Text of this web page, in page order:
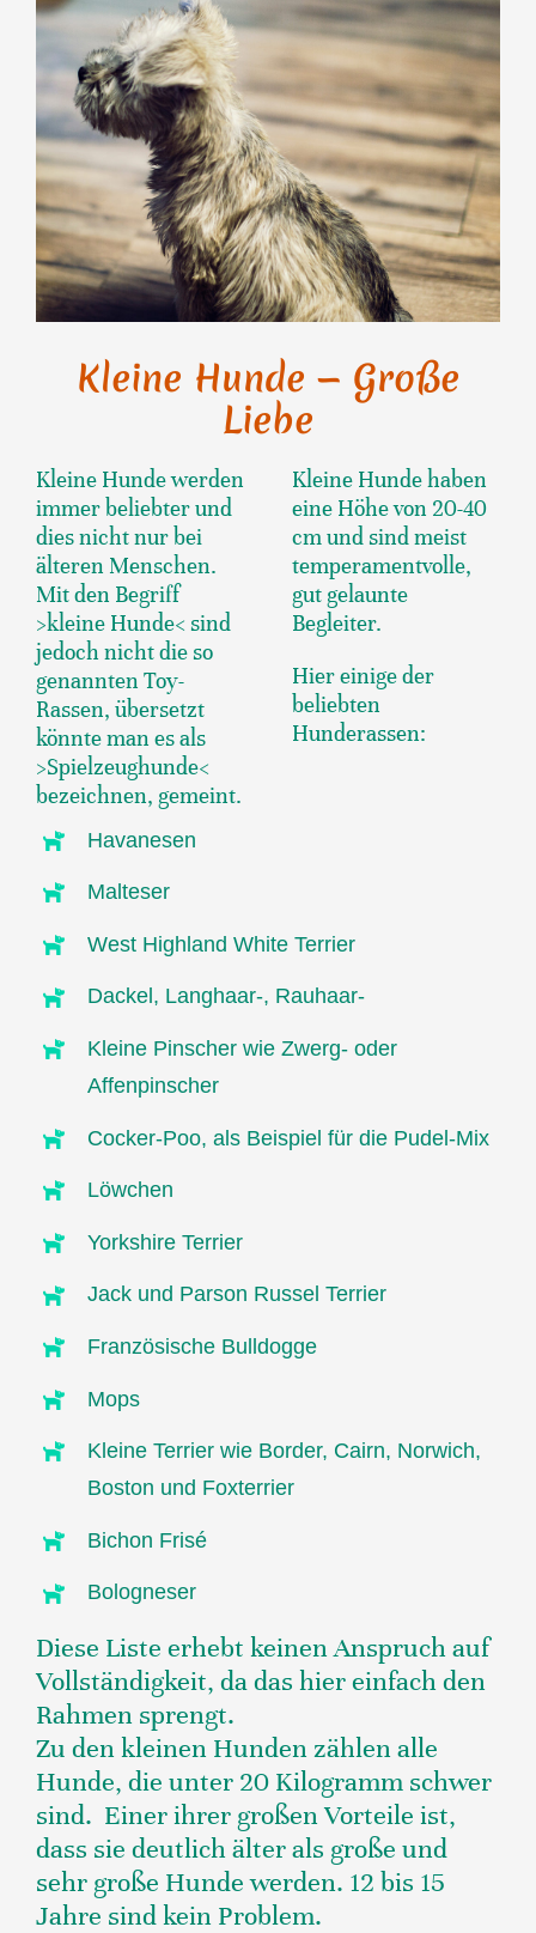
Kleine Hunde — Große
Liebe
Kleine Hunde werden
immer beliebter und
dies nicht nur bei
älteren Menschen.
Mit den Begriff
>kleine Hunde< sind
jedoch nicht die so
genannten Toy-
Rassen, übersetzt
könnte man es als
>Spielzeughunde<
bezeichnen, gemeint.
Kleine Hunde haben
eine Höhe von 20-40
cm und sind meist
temperamentvolle,
gut gelaunte
Begleiter.
Hier einige der
beliebten
Hunderassen:
Havanesen
Malteser
West Highland White Terrier
Dackel, Langhaar-, Rauhaar-
Kleine Pinscher wie Zwerg- oder
Affenpinscher
Cocker-Poo, als Beispiel für die Pudel-Mix
Löwchen
Yorkshire Terrier
Jack und Parson Russel Terrier
Französische Bulldogge
Mops
Kleine Terrier wie Border, Cairn, Norwich,
Boston und Foxterrier
Bichon Frisé
Bologneser
Diese Liste erhebt keinen Anspruch auf
Vollständigkeit, da das hier einfach den
Rahmen sprengt.
Zu den kleinen Hunden zählen alle
Hunde, die unter 20 Kilogramm schwer
sind. Einer ihrer großen Vorteile ist,
dass sie deutlich älter als große und
sehr große Hunde werden. 12 bis 15
Jahre sind kein Problem.